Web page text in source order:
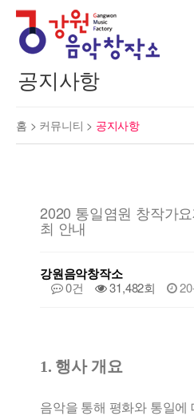
공지사항
홈 > 커뮤니티 > 공지사항
2020 통일염원 창작가
최 안내
강원음악창작소
0건 31,482회
1. 행사 개요
음악을 통해 평화와 통일에